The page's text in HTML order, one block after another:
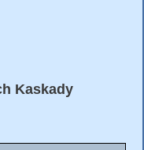
Kaskady